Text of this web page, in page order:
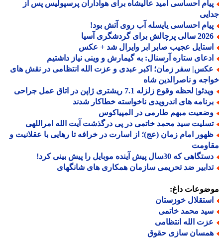
احساسی امید عالیشاه برای هواداران پرسپولیس پس از
احساسی یایسله آب روی آتش بود!
پرچالش برای گردشگری آسیا
عجیب صابر ابر وایرال شد + عکس
ستاره آرسنال: به گیمارش و وینی نیاز داشتیم
سفر زمان؛ اکبر عبدی و عزت الله انتظامی در نقش های
و ناصرالدین شاه
لحظه وقوع زلزله 7.1 ریشتری ژاپن در اتاق عمل جراحی
های اندرویدی ناخواسته خطاکار شدند
مبهم طارمی در المپیاکوس
سید محمد خاتمی در پی درگذشت آیت الله امراللهی
امام زمان (عج)؛ از اسارت در خرافه تا رهایی با عقلانیت و
که 30سال پیش آینده موبایل را پیش بینی کرد!
ضد تحریمی سازمان همکاری های شانگهای
داغ:
خوزستان
محمد خاتمی
الله انتظامی
سازی حقوق